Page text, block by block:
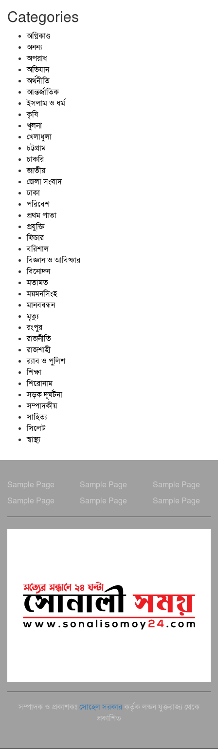
Categories
অগ্নিকাণ্ড
অনন্য
অপরাধ
অভিযান
অর্থনীতি
আন্তর্জাতিক
ইসলাম ও ধর্ম
কৃষি
খুলনা
খেলাধুলা
চট্টগ্রাম
চাকরি
জাতীয়
জেলা সংবাদ
ঢাকা
পরিবেশ
প্রথম পাতা
প্রযুক্তি
ফিচার
বরিশাল
বিজ্ঞান ও আবিষ্কার
বিনোদন
মতামত
ময়মনসিংহ
মানববন্ধন
মৃত্যু
রংপুর
রাজনীতি
রাজশাহী
র‍্যাব ও পুলিশ
শিক্ষা
শিরোনাম
সড়ক দূর্ঘটনা
সম্পাদকীয়
সাহিত্য
সিলেট
স্বাস্থ্য
Sample Page Sample Page
Sample Page
Sample Page
Sample Page Sample Page
সম্পাদক ও প্রকাশকঃ সোহেল সরকারকর্তৃক লন্ডন যুক্তরাজ্য থেকে
প্রকাশিত